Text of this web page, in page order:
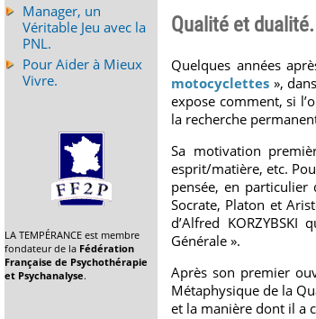
Qualité et dualité.
Quelques années
motocyclettes »,
expose comment, si
la recherche
Sa motivation
esprit/matière, etc.
pensée, en particulier
Socrate, Platon et
d’Alfred
Générale ».
Après son premier
Métaphysique de la
et la manière dont il a
Manager, un
Véritable Jeu avec la
PNL.
Pour Aider à Mieux
Vivre.
LA TEMPÉRANCE est membre
fondateur de la Fédération
Française de Psychothérapie
et Psychanalyse.